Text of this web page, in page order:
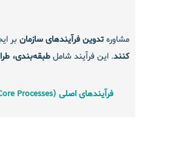
مشاورهتدوین فرآیندهای سازمان بر
کنند. این فرآیند شاملطبقه‌بندی،
فرآیندهای اصلی (Core Processes)